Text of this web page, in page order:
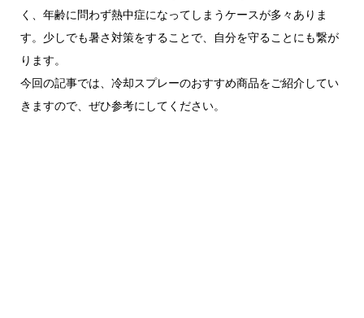
く、年齢に問わず熱中症になってしまうケースが多々ありま
す。少しでも暑さ対策をすることで、自分を守ることにも繋が
ります。
今回の記事では、冷却スプレーのおすすめ商品をご紹介してい
きますので、ぜひ参考にしてください。